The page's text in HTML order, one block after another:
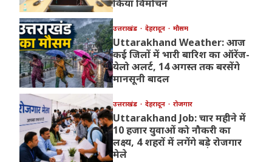
किया विमोचन
उत्तराखंड देहरादून मौसम
Uttarakhand Weather: आज
कई जिलों में भारी बारिश का ऑरेंज-
येलो अलर्ट, 14 अगस्त तक बरसेंगे
मानसूनी बादल
उत्तराखंड देहरादून रोजगार
Uttarakhand Job: चार महीने में
10 हजार युवाओं को नौकरी का
लक्ष्य, 4 शहरों में लगेंगे बड़े रोजगार
मेले